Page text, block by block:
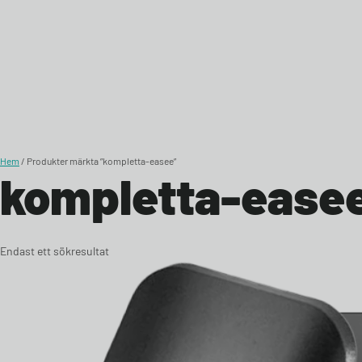
Skip to content
Hem / Produkter märkta ”kompletta-easee”
kompletta-
Endast ett sökresultat